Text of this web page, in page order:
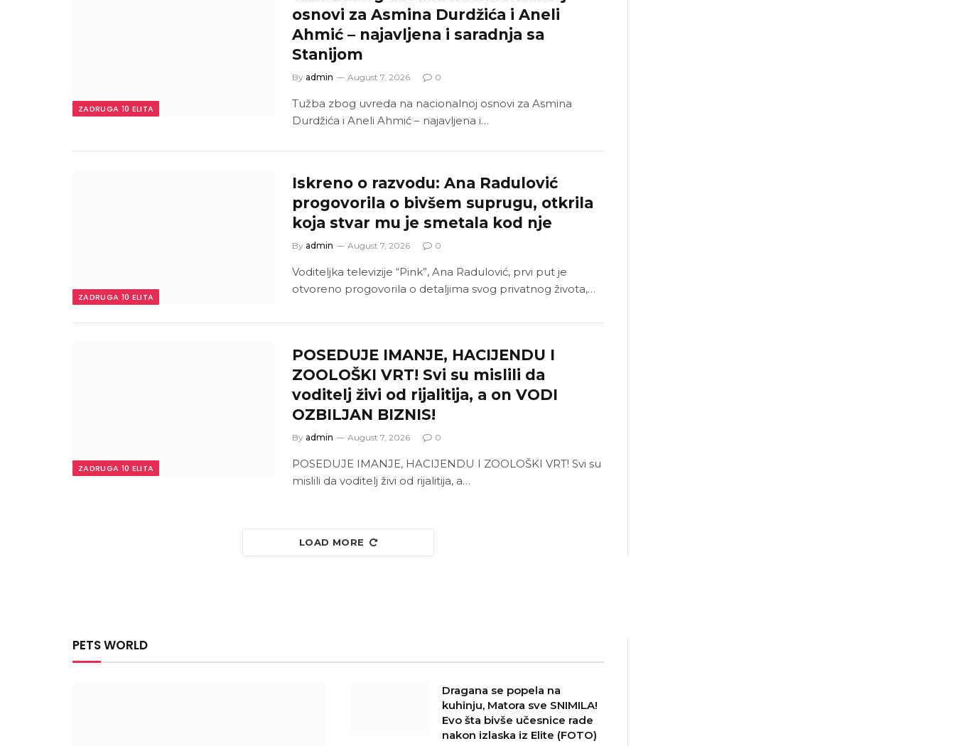
ZADRUGA 10 ELITA
osnovi za Asmina Durdžića i Aneli
Ahmić – najavljena i saradnja sa
Stanijom
By admin August 7, 2026 0
Tužba zbog uvreda na nacionalnoj osnovi za Asmina
Durdžića i Aneli Ahmić – najavljena i…
ZADRUGA 10 ELITA
Iskreno o razvodu: Ana Radulović
progovorila o bivšem suprugu, otkrila
koja stvar mu je smetala kod nje
By admin August 7, 2026 0
Voditeljka televizije “Pink”, Ana Radulović, prvi put je
otvoreno progovorila o detaljima svog privatnog života,…
ZADRUGA 10 ELITA
POSEDUJE IMANJE, HACIJENDU I
ZOOLOŠKI VRT! Svi su mislili da
voditelj živi od rijalitija, a on VODI
OZBILJAN BIZNIS!
By admin August 7, 2026 0
POSEDUJE IMANJE, HACIJENDU I ZOOLOŠKI VRT! Svi su
mislili da voditelj živi od rijalitija, a…
LOAD MORE
PETS WORLD
Dragana se popela na
kuhinju, Matora sve SNIMILA!
Evo šta bivše učesnice rade
nakon izlaska iz Elite (FOTO)